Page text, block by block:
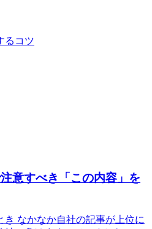
るコツ
意すべき「この内容」を
き なかなか自社の記事が上位に